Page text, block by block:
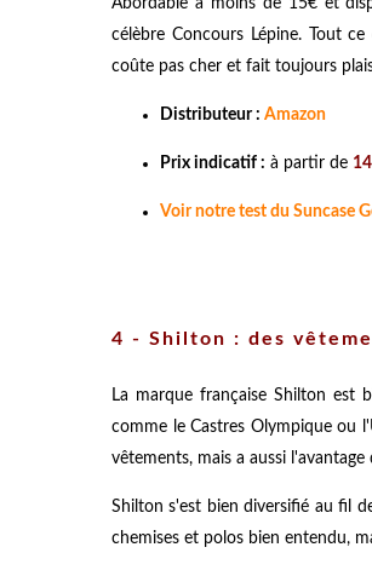
Abordable à moins de 15€ et
célèbre Concours Lépine. Tout
coûte pas cher et fait toujours
Distributeur : Amazon
Prix indicatif : à partir de
Voir notre test du Suncase
4 - Shilton : des
La marque française Shilton est
comme le Castres Olympique ou
vêtements, mais a aussi
Shilton s'est bien diversifié au fil
chemises et polos bien entendu,